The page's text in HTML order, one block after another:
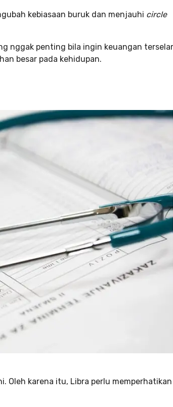
kebiasaan buruk dan menjauhi circle
nggak penting bila ingin keuangan
besar pada kehidupan.
Oleh karena itu, Libra perlu